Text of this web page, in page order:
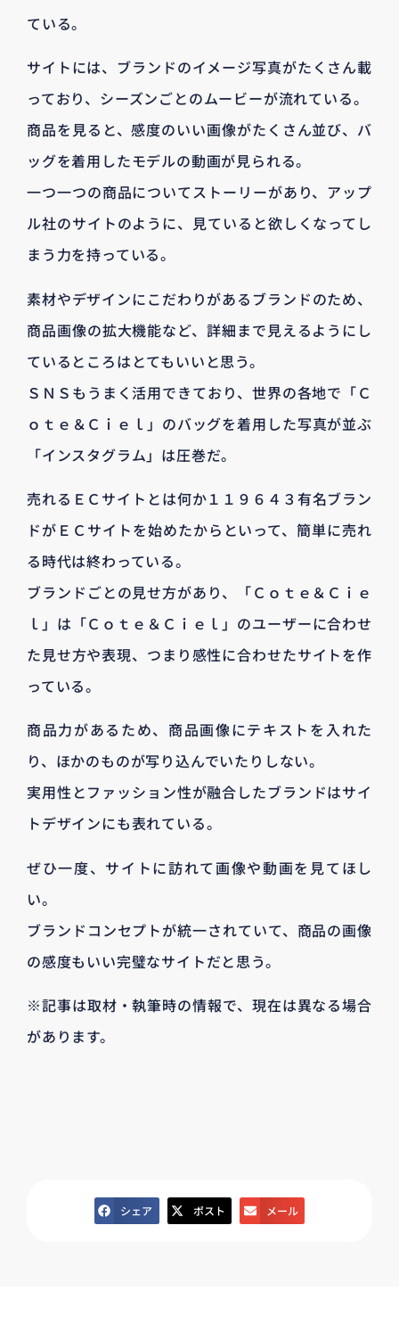
ている。
サイトには、ブランドのイメージ写真がたくさん載
っており、シーズンごとのムービーが流れている。
商品を見ると、感度のいい画像がたくさん並び、バ
ッグを着用したモデルの動画が見られる。
一つ一つの商品についてストーリーがあり、アップ
ル社のサイトのように、見ていると欲しくなってし
まう力を持っている。
素材やデザインにこだわりがあるブランドのため、
商品画像の拡大機能など、詳細まで見えるようにし
ているところはとてもいいと思う。
ＳＮＳもうまく活用できており、世界の各地で「Ｃ
ｏｔｅ＆Ｃｉｅｌ」のバッグを着用した写真が並ぶ
「インスタグラム」は圧巻だ。
売れるＥＣサイトとは何か１１９６４３有名ブラン
ドがＥＣサイトを始めたからといって、簡単に売れ
る時代は終わっている。
ブランドごとの見せ方があり、「Ｃｏｔｅ＆Ｃｉｅ
ｌ」は「Ｃｏｔｅ＆Ｃｉｅｌ」のユーザーに合わせ
た見せ方や表現、つまり感性に合わせたサイトを作
っている。
商品力があるため、商品画像にテキストを入れた
り、ほかのものが写り込んでいたりしない。
実用性とファッション性が融合したブランドはサイ
トデザインにも表れている。
ぜひ一度、サイトに訪れて画像や動画を見てほし
い。
ブランドコンセプトが統一されていて、商品の画像
の感度もいい完璧なサイトだと思う。
※記事は取材・執筆時の情報で、現在は異なる場合
があります。
シェア ポスト メール